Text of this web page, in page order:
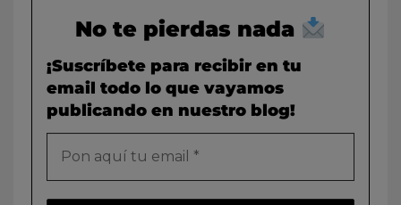
No te pierdas nada
¡Suscríbete para recibir en tu
email todo lo que vayamos
publicando en nuestro blog!